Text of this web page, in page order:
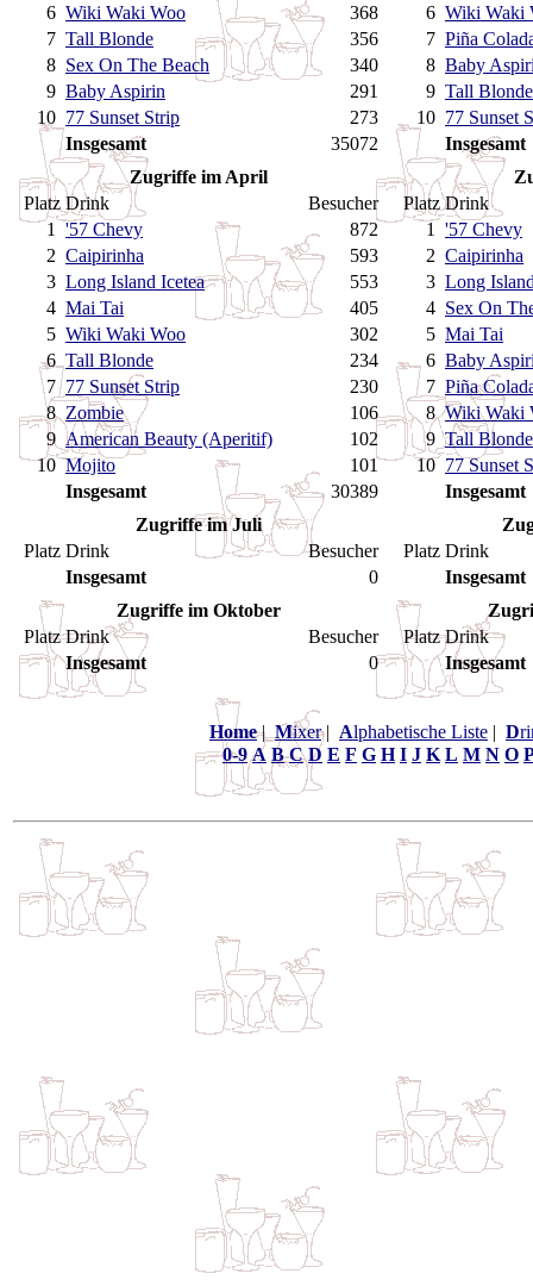
6 Wiki Waki Woo
368
7 Tall Blonde
356
8 Sex On The Beach
340
9 Baby Aspirin
291
10 77 Sunset Strip
273
Insgesamt
35072
6 Wiki Waki
7 Piña
8 Baby
9 Tall Blonde
10 77 Sunset
Insgesamt
Zugriffe im April
Platz Drink
Besucher
1
'57 Chevy
872
2 Caipirinha
593
3 Long Island Icetea
553
4 Mai Tai
405
5 Wiki Waki Woo
302
6 Tall Blonde
234
7 77 Sunset Strip
230
8 Zombie
106
9 American Beauty (Aperitif)
102
10 Mojito
101
Insgesamt
30389
Platz Drink
1
'57 Chevy
2 Caipirinha
3 Long
4 Sex On
5 Mai Tai
6 Baby
7 Piña
8 Wiki Waki
9 Tall Blonde
10 77 Sunset
Insgesamt
Zugriffe im Juli
Platz Drink
Besucher
Insgesamt
0
Platz Drink
Insgesamt
Zugriffe im Oktober
Platz Drink
Besucher
Insgesamt
0
Platz Drink
Insgesamt
Home| Mixer| Alphabetische Liste | D
0-9 A B C D E F G H I J K L M N O